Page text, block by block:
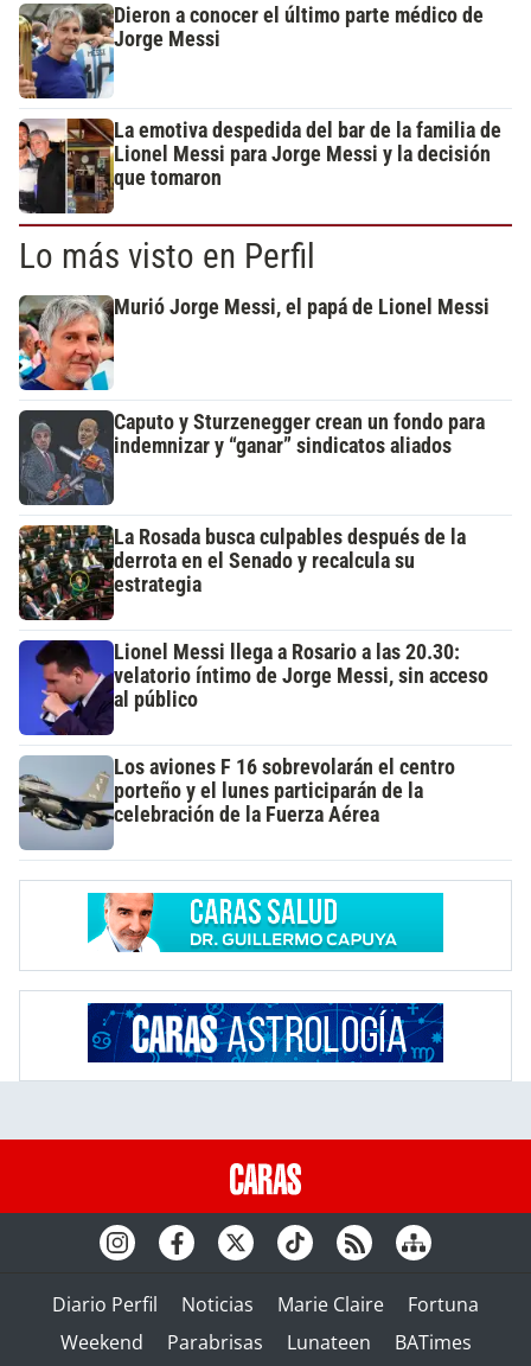
Dieron a conocer el último parte médico de
Jorge Messi
La emotiva despedida del bar de la familia de
Lionel Messi para Jorge Messi y la decisión
que tomaron
Lo más visto en Perfil
Murió Jorge Messi, el papá de Lionel Messi
Caputo y Sturzenegger crean un fondo para
indemnizar y “ganar” sindicatos aliados
La Rosada busca culpables después de la
derrota en el Senado y recalcula su
estrategia
Lionel Messi llega a Rosario a las 20.30:
velatorio íntimo de Jorge Messi, sin acceso
al público
Los aviones F 16 sobrevolarán el centro
porteño y el lunes participarán de la
celebración de la Fuerza Aérea
Diario Perfil Noticias Marie Claire
Fortuna
Weekend
Parabrisas Lunateen BATimes